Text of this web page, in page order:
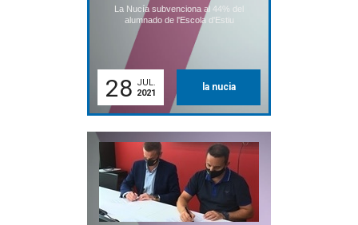
La Nucía subvenciona al 44% del
alumnado de l'Escola d'Estiu
28 JUL.
2021
la nucia